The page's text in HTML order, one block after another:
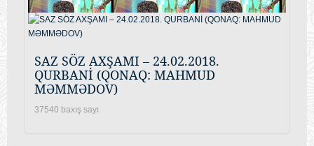
SAZ SÖZ AXŞAMI – 24.02.2018.
QURBANİ (QONAQ: MAHMUD
MƏMMƏDOV)
37540 baxış sayı